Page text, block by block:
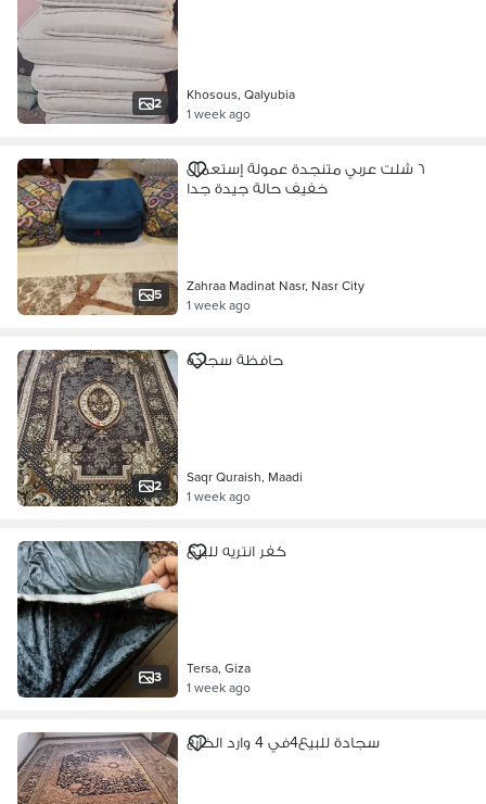
2
Khosous, Qalyubia
1 week ago
5
٦ شلت عربي متنجدة عمولة إستعمال
خفيف حالة جيدة جدا
Zahraa Madinat Nasr, Nasr City
1 week ago
2
حافظة سجاده
Saqr Quraish, Maadi
1 week ago
3
كفر انتريه للبيع
Tersa, Giza
1 week ago
سجادة للبيع4في 4 وارد الخارج